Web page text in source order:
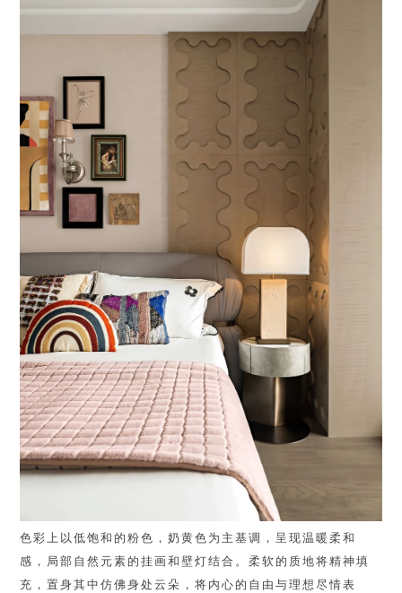
色彩上以低饱和的粉色，奶黄色为主基调，呈现温暖柔和
感，局部自然元素的挂画和壁灯结合。柔软的质地将精神填
充，置身其中仿佛身处云朵，将内心的自由与理想尽情表